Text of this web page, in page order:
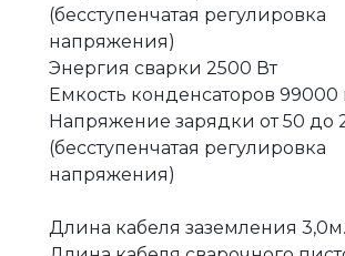
(бесступенчатая регулировка
напряжения)
Энергия сварки 2500 Вт
Емкость конденсаторов
Напряжение зарядки от 50 до
(бесступенчатая регулировка
напряжения)
Длина кабеля заземления 3,0м.